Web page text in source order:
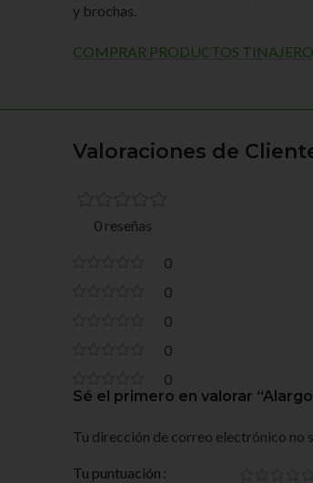
y brochas.
COMPRAR PRODUCTOS
Valoraciones de
0 reseñas
0
0
0
0
0
Sé el primero en valorar
Tu dirección de correo electrónico no
Tu puntuación